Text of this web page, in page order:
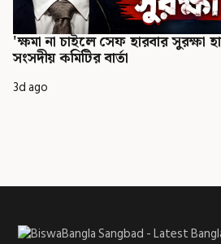
'ক্ষমা না চাইলে সেফ হারবার সুরক্ষা
সংসদীয় কমিটির বার্তা
3d ago